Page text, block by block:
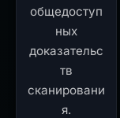
общедоступ
ных
доказательс
тв
сканировани
я.